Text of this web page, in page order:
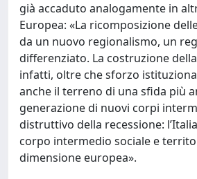
già accaduto analogamente in
Europea: «La ricomposizione
da un nuovo regionalismo, un
differenziato. La costruzione
infatti, oltre che sforzo
anche il terreno di una sfida più
generazione di nuovi corpi
distruttivo della recessione:
corpo intermedio sociale e
dimensione europea».